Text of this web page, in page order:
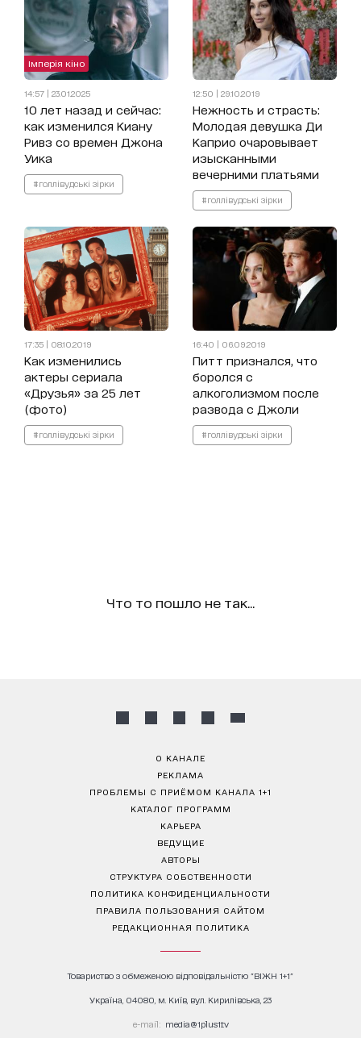
Імперія кіно
14:57 | 23.01.2025
10 лет назад и сейчас:
как изменился Киану
Ривз со времен Джона
Уика
#голлівудські зірки
12:50 | 29.10.2019
Нежность и страсть:
Молодая девушка Ди
Каприо очаровывает
изысканными
вечерними платьями
#голлівудські зірки
17:35 | 08.10.2019
Как изменились
актеры сериала
«Друзья» за 25 лет
(фото)
#голлівудські зірки
16:40 | 06.09.2019
Питт признался, что
боролся с
алкоголизмом после
развода с Джоли
#голлівудські зірки
Что то пошло не так...
О КАНАЛЕ
РЕКЛАМА
ПРОБЛЕМЫ С ПРИЁМОМ КАНАЛА 1+1
КАТАЛОГ ПРОГРАММ
КАРЬЕРА
ВЕДУЩИЕ
АВТОРЫ
СТРУКТУРА СОБСТВЕННОСТИ
ПОЛИТИКА КОНФИДЕНЦИАЛЬНОСТИ
ПРАВИЛА ПОЛЬЗОВАНИЯ САЙТОМ
РЕДАКЦИОННАЯ ПОЛИТИКА
Товариство з обмеженою відповідальністю "ВІЖН 1+1"
Україна, 04080, м. Київ, вул. Кирилівська, 23
е-mail: media@1plus1.tv